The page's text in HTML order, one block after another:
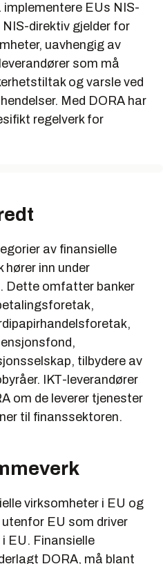
EUs NIS-
direktiv gjelder for
uavhengig av
som må
og varsle ved
Med DORA har
regelverk for
av finansielle
inn under
Dette omfatter banker
tilbydere av
IKT-leverandører
om de leverer tjenester
til finanssektoren.
virksomheter i EU og
EU som driver
EU. Finansielle
DORA, må blant